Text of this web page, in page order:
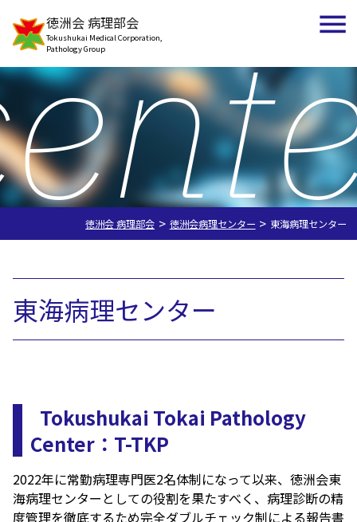
徳洲会 病理部会
Tokushukai Medical Corporation,
Pathology Group
徳洲会 病理部会 > 徳洲会病理センター > 東海病理センター
東海病理センター
Tokushukai Tokai Pathology
Center：T-TKP
2022年に常勤病理専門医2名体制になって以来、徳洲会東
海病理センターとしての役割を果たすべく、病理診断の精
度管理を徹底するため完全ダブルチェック制による報告書